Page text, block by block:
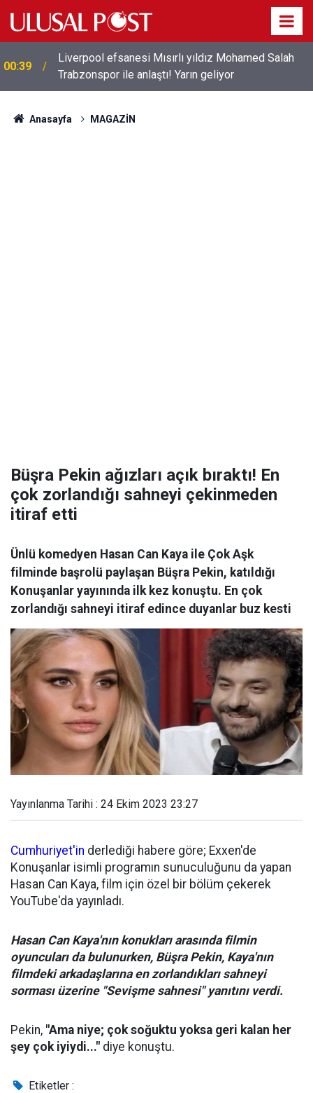
00:39
Liverpool efsanesi Mısırlı yıldız Mohamed Salah
Trabzonspor ile anlaştı! Yarın geliyor
Anasayfa MAGAZİN
Büşra Pekin ağızları açık bıraktı! En
çok zorlandığı sahneyi çekinmeden
itiraf etti
Ünlü komedyen Hasan Can Kaya ile Çok Aşk
filminde başrolü paylaşan Büşra Pekin, katıldığı
Konuşanlar yayınında ilk kez konuştu. En çok
zorlandığı sahneyi itiraf edince duyanlar buz kesti
Yayınlanma Tarihi : 24 Ekim 2023 23:27
Cumhuriyet'in derlediği habere göre; Exxen'de
Konuşanlar isimli programın sunuculuğunu da yapan
Hasan Can Kaya, film için özel bir bölüm çekerek
YouTube'da yayınladı.
Hasan Can Kaya'nın konukları arasında filmin
oyuncuları da bulunurken, Büşra Pekin, Kaya'nın
filmdeki arkadaşlarına en zorlandıkları sahneyi
sorması üzerine "Sevişme sahnesi" yanıtını verdi.
Pekin, "Ama niye; çok soğuktu yoksa geri kalan her
şey çok iyiydi..." diye konuştu.
Etiketler :